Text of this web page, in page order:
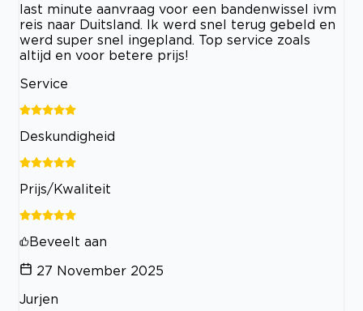
last minute aanvraag voor een bandenwissel ivm
reis naar Duitsland. Ik werd snel terug gebeld en
werd super snel ingepland. Top service zoals
altijd en voor betere prijs!
Service
Deskundigheid
Prijs/Kwaliteit
Beveelt aan
27 November 2025
Jurjen